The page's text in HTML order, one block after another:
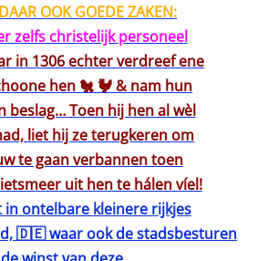
OOK GOEDE ZAKEN:
zelfs christelijk personeel
in 1306 echter verdreef ene
hen 🐔 🐓 & nam hun
beslag… Toen hij hen al wèl
liet hij ze terugkeren om
te gaan verbannen toen
uit hen te hálen víel!
in ontelbare kleinere rijkjes
🇩🇪 waar ook de stadsbesturen